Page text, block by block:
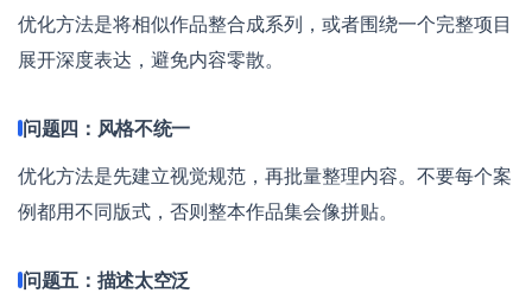
优化方法是将相似作品整合成系列，或者围绕一个完整项目
展开深度表达，避免内容零散。
问题四：风格不统一
优化方法是先建立视觉规范，再批量整理内容。不要每个案
例都用不同版式，否则整本作品集会像拼贴。
问题五：描述太空泛